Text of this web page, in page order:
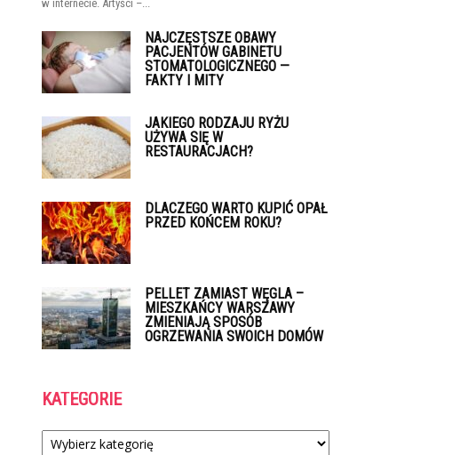
w internecie. Artyści –...
NAJCZĘSTSZE OBAWY
PACJENTÓW GABINETU
STOMATOLOGICZNEGO —
FAKTY I MITY
JAKIEGO RODZAJU RYŻU
UŻYWA SIĘ W
RESTAURACJACH?
DLACZEGO WARTO KUPIĆ OPAŁ
PRZED KOŃCEM ROKU?
PELLET ZAMIAST WĘGLA –
MIESZKAŃCY WARSZAWY
ZMIENIAJĄ SPOSÓB
OGRZEWANIA SWOICH DOMÓW
KATEGORIE
Kategorie